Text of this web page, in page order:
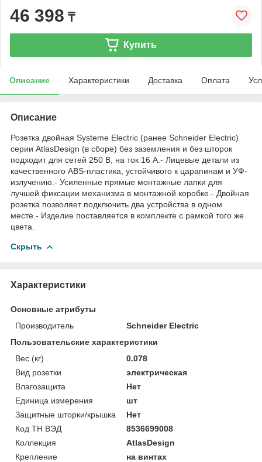
46 398 ₸
Купить
Описание Характеристики Доставка Оплата
Описание
Розетка двойная Systeme Electric (ранее Schneider Electric)
серии AtlasDesign (в сборе) без заземления и без шторок
подходит для сетей 250 В, на ток 16 А.- Лицевые детали из
качественного ABS-пластика, устойчивого к царапинам и УФ-
излучению.- Усиленные прямые монтажные лапки для
лучшей фиксации механизма в монтажной коробке.- Двойная
розетка позволяет подключить два устройства в одном
месте.- Изделие поставляется в комплекте с рамкой того же
цвета.
Скрыть
Характеристики
Основные атрибуты
Производитель
Schneider Electric
Пользовательские характеристики
Вес (кг)
0.078
Вид розетки
электрическая
Влагозащита
Нет
Единица измерения
шт
Защитные шторки/крышка
Нет
Код ТН ВЭД
8536699008
Коллекция
AtlasDesign
Крепление
на винтах